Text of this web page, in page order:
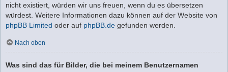
nicht existiert, würden wir uns freuen, wenn du es übersetzen
würdest. Weitere Informationen dazu können auf der Website von
phpBB Limited oder auf phpBB.de gefunden werden.
Nach oben
Was sind das für Bilder, die bei meinem Benutzernamen